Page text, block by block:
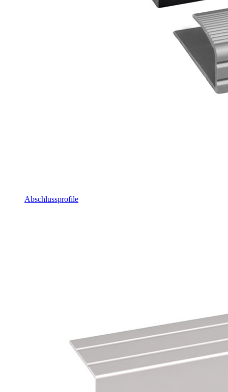
Abschlussprofile